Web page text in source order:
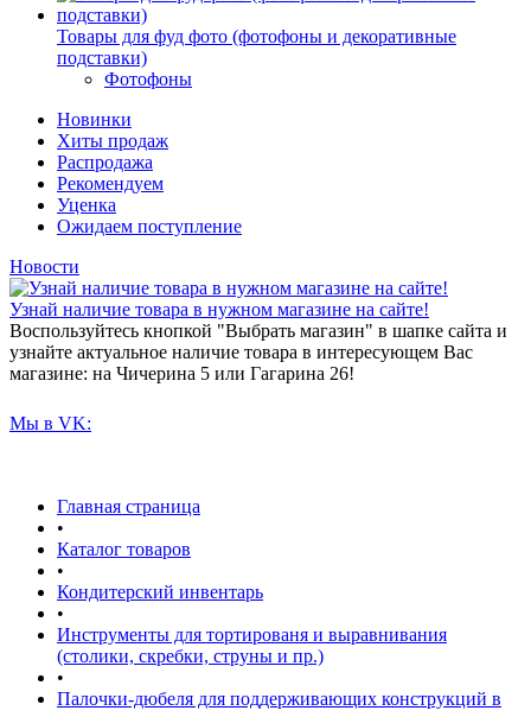
Товары для фуд фото (фотофоны и декоративные
подставки)
Фотофоны
Новинки
Хиты продаж
Распродажа
Рекомендуем
Уценка
Ожидаем поступление
Новости
Узнай наличие товара в нужном магазине на сайте!
Воспользуйтесь кнопкой "Выбрать магазин" в шапке сайта и
узнайте актуальное наличие товара в интересующем Вас
магазине: на Чичерина 5 или Гагарина 26!
Мы в VK:
Главная страница
•
Каталог товаров
•
Кондитерский инвентарь
•
Инструменты для тортированя и выравнивания
(столики, скребки, струны и пр.)
•
Палочки-дюбеля для поддерживающих конструкций в